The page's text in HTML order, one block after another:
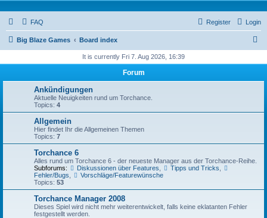
FAQ Login
Register
Big Blaze Games Board index
r
h
It is currently Fri 7. Aug 2026, 16:39
Forum
Ankündigungen
Aktuelle Neuigkeiten rund um Torchance.
Topics: 4
Allgemein
Hier findet Ihr die Allgemeinen Themen
Topics: 7
Torchance 6
Alles rund um Torchance 6 - der neueste Manager aus der Torchance-Reihe.
Subforums:
Diskussionen über Features Tipps und Tricks
Fehler/Bugs
Vorschläge/Featurewünsche
Topics: 53
Torchance Manager 2008
Dieses Spiel wird nicht mehr weiterentwickelt, falls keine eklatanten Fehler
festgestellt werden.